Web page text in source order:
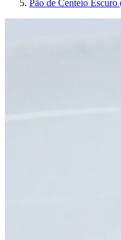
Pão de Centeio Escuro